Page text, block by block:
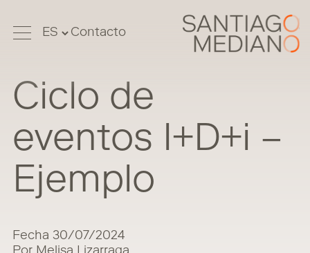
Contacto
Ciclo de
eventos I+D+i –
Ejemplo
Fecha 30/07/2024